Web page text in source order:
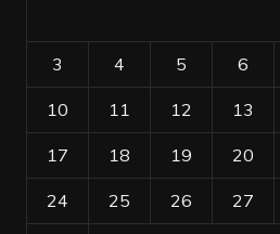
3 4 5 6
10 11 12 13
17 18 19 20
24 25 26 27